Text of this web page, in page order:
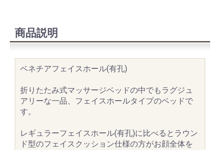
商品説明
ベネチアフェイスホール(有孔)
折りたたみ式マッサージベッドの中でもラグジュ
アリーな一品、フェイスホールタイプのベッドで
す。
レギュラーフェイスホール(有孔)に比べるとラウン
ド型のフェイスクッション仕様の方がお顔全体を